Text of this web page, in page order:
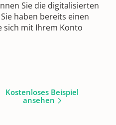
Sie die digitalisierten
haben bereits einen
sich mit Ihrem Konto
Kostenloses Beispiel
ansehen